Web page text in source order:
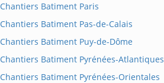
Chantiers Batiment Paris
Chantiers Batiment Pas-de-Calais
Chantiers Batiment Puy-de-Dôme
Chantiers Batiment Pyrénées-Atlantiques
Chantiers Batiment Pyrénées-Orientales